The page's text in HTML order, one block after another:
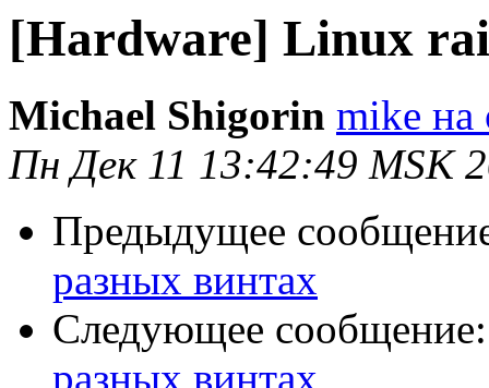
[Hardware] Linux
Michael Shigorin mike на
Пн Дек 11 13:42:49 MSK
Предыдущее
разных винтах
Следующее
разных винтах